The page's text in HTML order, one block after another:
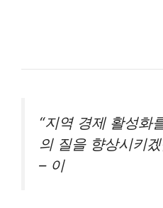
“지역 경제 활성화
의 질을 향상시키
– 이